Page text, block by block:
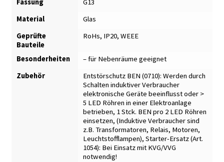
Fassung
G13
Material
Glas
Geprüfte
Bauteile
RoHs, IP20, WEEE
Besonderheiten
– für Nebenräume geeignet
Zubehör
Entstörschutz BEN (0710): Werden durch
Schalten induktiver Verbraucher
elektronische Geräte beeinflusst oder >
5 LED Röhren in einer Elektroanlage
betrieben, 1 Stck. BEN pro 2 LED Röhren
einsetzen, (Induktive Verbraucher sind
z.B. Transformatoren, Relais, Motoren,
Leuchtstofflampen), Starter-Ersatz (Art.
1054): Bei Einsatz mit KVG/VVG
notwendig!